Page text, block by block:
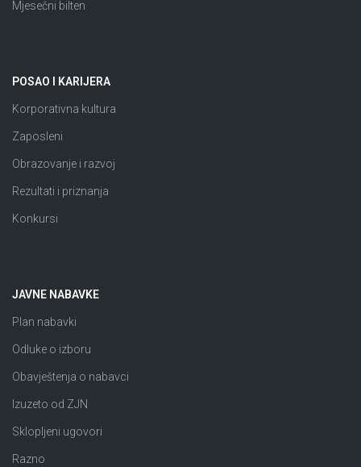
Mjesečni bilten
POSAO I KARIJERA
Korporativna kultura
Zaposleni
Obrazovanje i razvoj
Rezultati i priznanja
Konkursi
JAVNE NABAVKE
Plan nabavki
Odluke o izboru
Obavještenja o nabavci
Izuzeto od ZJN
Sklopljeni ugovori
Razno